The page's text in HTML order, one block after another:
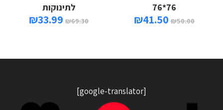
76*76
₪50.00
₪41.50
לתינוקות
₪69.30
₪33.99
[google-translator]